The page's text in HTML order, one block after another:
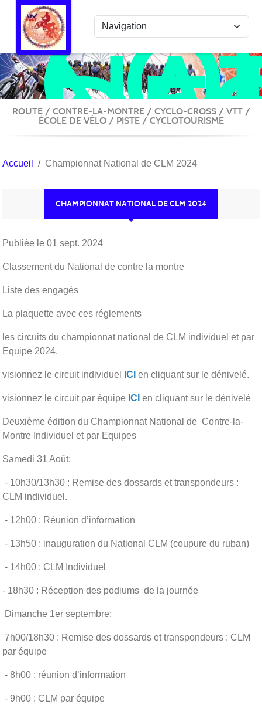
ROUTE / CONTRE-LA-MONTRE / CYCLO-CROSS / VTT /
ÉCOLE DE VÉLO / PISTE / CYCLOTOURISME
Accueil Championnat National de CLM 2024
CHAMPIONNAT NATIONAL DE CLM 2024
Publiée le 01 sept. 2024
Classement du National de contre la montre
Liste des engagés
La plaquette avec ces réglements
les circuits du championnat national de CLM individuel et par
Equipe 2024.
visionnez le circuit individuel ICI en cliquant sur le dénivelé.
visionnez le circuit par équipe ICI en cliquant sur le dénivelé
Deuxième édition du Championnat National de Contre-la-
Montre Individuel et par Equipes
Samedi 31 Août:
- 10h30/13h30 : Remise des dossards et transpondeurs :
CLM individuel.
- 12h00 : Réunion d’information
- 13h50 : inauguration du National CLM (coupure du ruban)
- 14h00 : CLM Individuel
- 18h30 : Réception des podiums de la journée
Dimanche 1er septembre:
7h00/18h30 : Remise des dossards et transpondeurs : CLM
par équipe
- 8h00 : réunion d’information
- 9h00 : CLM par équipe
Panneau de gestion des cookies